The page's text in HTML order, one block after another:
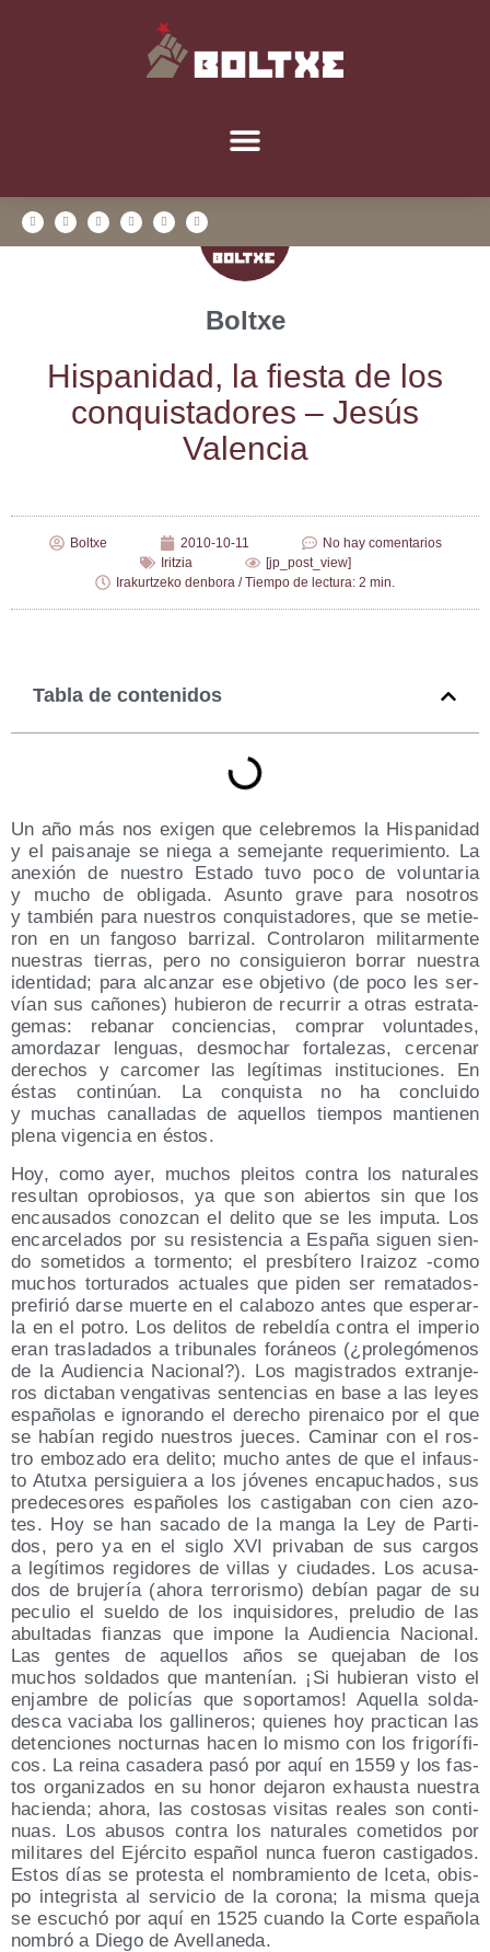
Boltxe
His­pa­ni­dad, la fies­ta de los
con­quis­ta­do­res – Jesús
Valencia
Boltxe 2010-10-11
No hay comentarios
Iritzia
[jp_post_view]
Irakurtzeko denbora / Tiempo de lectura: 2 min.
Tabla de contenidos
Un año más nos exi­gen que cele­bre­mos la His­pa­ni­dad
y el pai­sa­na­je se nie­ga a seme­jan­te reque­ri­mien­to. La
ane­xión de nues­tro Esta­do tuvo poco de volun­ta­ria
y mucho de obli­ga­da. Asun­to gra­ve para noso­tros
y tam­bién para nues­tros con­quis­ta­do­res, que se metie­
ron en un fan­go­so barri­zal. Con­tro­la­ron mili­tar­men­te
nues­tras tie­rras, pero no con­si­guie­ron borrar nues­tra
iden­ti­dad; para alcan­zar ese obje­ti­vo (de poco les ser­
vían sus caño­nes) hubie­ron de recu­rrir a otras estra­ta­
ge­mas: reba­nar con­cien­cias, com­prar volun­ta­des,
amor­da­zar len­guas, des­mo­char for­ta­le­zas, cer­ce­nar
dere­chos y car­co­mer las legí­ti­mas ins­ti­tu­cio­nes. En
éstas con­ti­núan. La con­quis­ta no ha con­clui­do
y muchas cana­lla­das de aque­llos tiem­pos man­tie­nen
ple­na vigen­cia en éstos.
Hoy, como ayer, muchos plei­tos con­tra los natu­ra­les
resul­tan opro­bio­sos, ya que son abier­tos sin que los
encau­sa­dos conoz­can el deli­to que se les impu­ta. Los
encar­ce­la­dos por su resis­ten­cia a Espa­ña siguen sien­
do some­ti­dos a tor­men­to; el pres­bí­te­ro Irai­zoz ‑como
muchos tor­tu­ra­dos actua­les que piden ser rema­ta­dos-
pre­fi­rió dar­se muer­te en el cala­bo­zo antes que espe­rar­
la en el potro. Los deli­tos de rebel­día con­tra el impe­rio
eran tras­la­da­dos a tri­bu­na­les forá­neos (¿pro­le­gó­me­nos
de la Audien­cia Nacio­nal?). Los magis­tra­dos extran­je­
ros dic­ta­ban ven­ga­ti­vas sen­ten­cias en base a las leyes
espa­ño­las e igno­ran­do el dere­cho pire­nai­co por el que
se habían regi­do nues­tros jue­ces. Cami­nar con el ros­
tro embo­za­do era deli­to; mucho antes de que el infaus­
to Atutxa per­si­guie­ra a los jóve­nes enca­pu­cha­dos, sus
pre­de­ce­so­res espa­ño­les los cas­ti­ga­ban con cien azo­
tes. Hoy se han saca­do de la man­ga la Ley de Par­ti­
dos, pero ya en el siglo XVI pri­va­ban de sus car­gos
a legí­ti­mos regi­do­res de villas y ciu­da­des. Los acu­sa­
dos de bru­je­ría (aho­ra terro­ris­mo) debían pagar de su
pecu­lio el suel­do de los inqui­si­do­res, pre­lu­dio de las
abul­ta­das fian­zas que impo­ne la Audien­cia Nacio­nal.
Las gen­tes de aque­llos años se que­ja­ban de los
muchos sol­da­dos que man­te­nían. ¡Si hubie­ran vis­to el
enjam­bre de poli­cías que sopor­ta­mos! Aque­lla sol­da­
des­ca vacia­ba los galli­ne­ros; quie­nes hoy prac­ti­can las
deten­cio­nes noc­tur­nas hacen lo mis­mo con los fri­go­rí­fi­
cos. La rei­na casa­de­ra pasó por aquí en 1559 y los fas­
tos orga­ni­za­dos en su honor deja­ron exhaus­ta nues­tra
hacien­da; aho­ra, las cos­to­sas visi­tas reales son con­ti­
nuas. Los abu­sos con­tra los natu­ra­les come­ti­dos por
mili­ta­res del Ejér­ci­to espa­ñol nun­ca fue­ron cas­ti­ga­dos.
Estos días se pro­tes­ta el nom­bra­mien­to de Ice­ta, obis­
po inte­gris­ta al ser­vi­cio de la coro­na; la mis­ma que­ja
se escu­chó por aquí en 1525 cuan­do la Cor­te espa­ño­la
nom­bró a Die­go de Avellaneda.